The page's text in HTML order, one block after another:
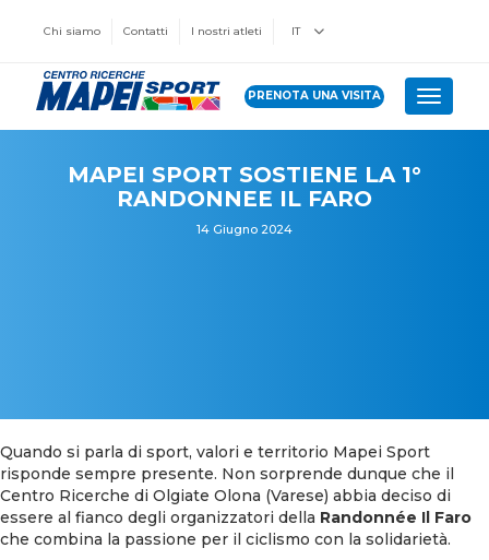
Chi siamo Contatti I nostri atleti IT
PRENOTA UNA VISITA Toggle
MAPEI SPORT SOSTIENE LA 1°
RANDONNEE IL FARO
14 Giugno 2024
Quando si parla di sport, valori e territorio Mapei Sport
risponde sempre presente. Non sorprende dunque che il
Centro Ricerche di Olgiate Olona (Varese) abbia deciso di
essere al fianco degli organizzatori della Randonnée Il Faro
che combina la passione per il ciclismo con la solidarietà.